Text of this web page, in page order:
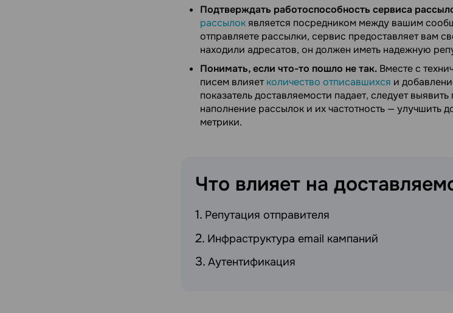
Подтверждать работоспособность сервиса
рассылокявляется посредником между вашим
отправляете рассылки, сервис предоставляет вам
находили адресатов, он должен иметь надежную
Понимать, если что-то пошло не так. Вместе с
писем влияетколичество отписавшихся и
показатель доставляемости падает, следует
наполнение рассылок и их частотность — улучшить
метрики.
Что влияет на
Репутация отправителя
Инфраструктура email кампаний
Аутентификация